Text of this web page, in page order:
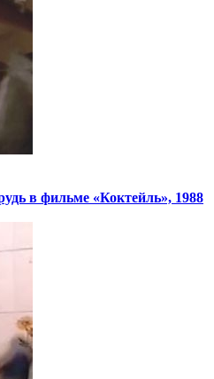
в фильме «Коктейль», 1988